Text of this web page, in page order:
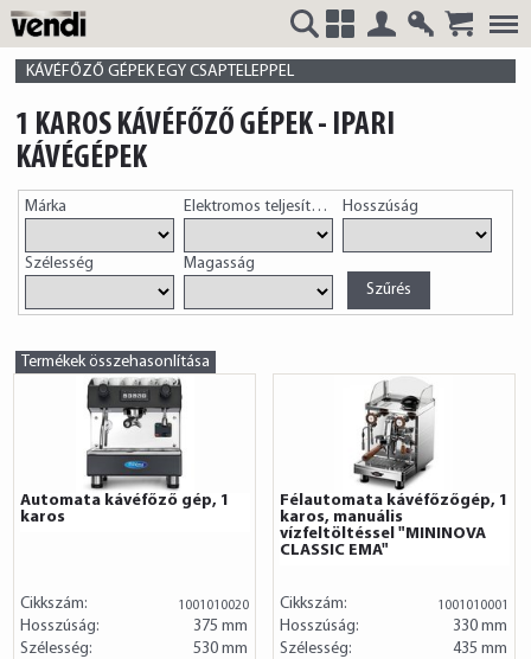
VENDI
HUNGÁRIA
KÁVÉFŐZŐ GÉPEK EGY CSAPTELEPPEL
1 KAROS KÁVÉFŐZŐ GÉPEK - IPARI
KÁVÉGÉPEK
Márka Elektromos teljesítményHosszúság
Szélesség Magasság
Termékek összehasonlítása
Automata kávéfőző gép, 1
karos
Cikkszám: 1001010020
Hosszúság:
375 mm
Szélesség:
530 mm
Félautomata kávéfőzőgép, 1
karos, manuális
vízfeltöltéssel "MININOVA
CLASSIC EMA"
Cikkszám: 1001010001
Hosszúság:
330 mm
Szélesség:
435 mm